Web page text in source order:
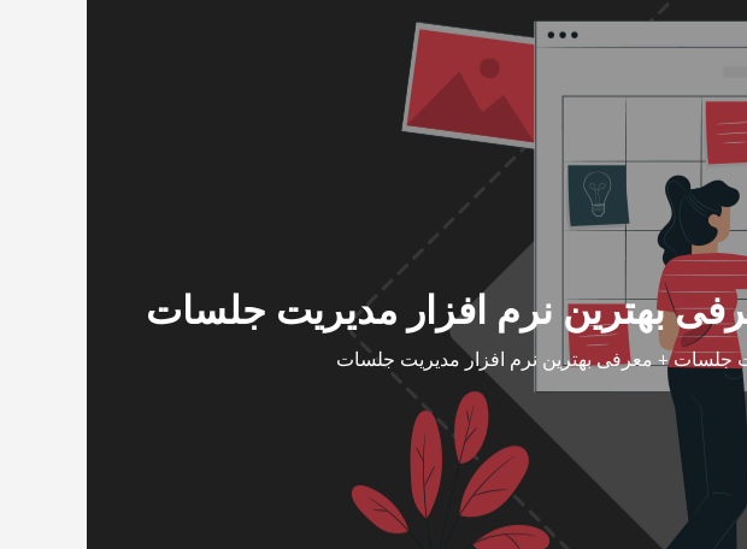
بهترین نرم افزار مدیریت جلسات
جلسات + معرفی بهترین نرم افزار مدیریت جلسات